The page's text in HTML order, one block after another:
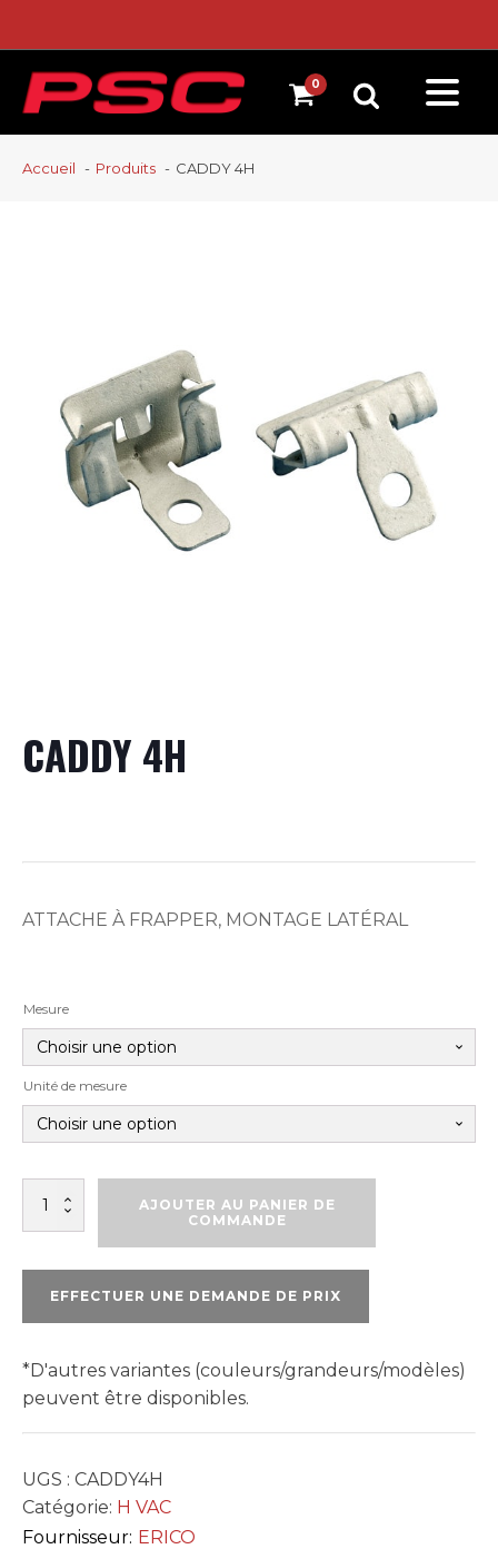
Accueil Produits CADDY 4H
CADDY 4H
ATTACHE À FRAPPER, MONTAGE LATÉRAL
Mesure
Unité de mesure
quantité
AJOUTER AU PANIER DE
COMMANDE
EFFECTUER UNE DEMANDE DE PRIX
*D'autres variantes (couleurs/grandeurs/modèles)
peuvent être disponibles.
UGS : CADDY4H
Catégorie: H VAC
Fournisseur: ERICO